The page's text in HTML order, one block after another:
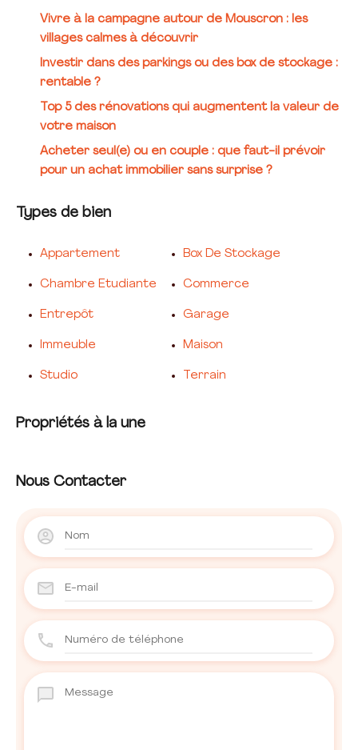
Vivre à la campagne autour de Mouscron : les
villages calmes à découvrir
Investir dans des parkings ou des box de stockage :
rentable ?
Top 5 des rénovations qui augmentent la valeur de
votre maison
Acheter seul(e) ou en couple : que faut-il prévoir
pour un achat immobilier sans surprise ?
Types de bien
Appartement Box De Stockage
Chambre Etudiante Commerce
Entrepôt Garage
Immeuble Maison
Studio Terrain
Propriétés à la une
Nous Contacter